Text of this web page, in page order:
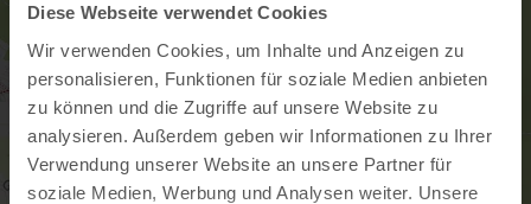
Diese Webseite verwendet Cookies
Wir verwenden Cookies, um Inhalte und Anzeigen zu
personalisieren, Funktionen für soziale Medien anbieten
zu können und die Zugriffe auf unsere Website zu
analysieren. Außerdem geben wir Informationen zu Ihrer
Verwendung unserer Website an unsere Partner für
soziale Medien, Werbung und Analysen weiter. Unsere